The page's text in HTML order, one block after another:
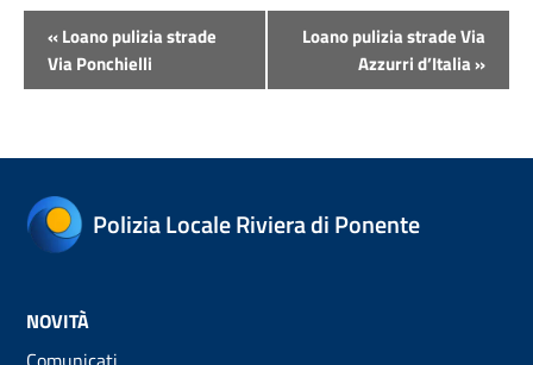
Evento
Navigazione
«Loano pulizia strade
Via Ponchielli
Loano pulizia strade Via
Azzurri d’Italia»
Polizia Locale Riviera di Ponente
NOVITÀ